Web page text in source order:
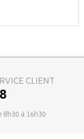
CLIENT
à 16h30